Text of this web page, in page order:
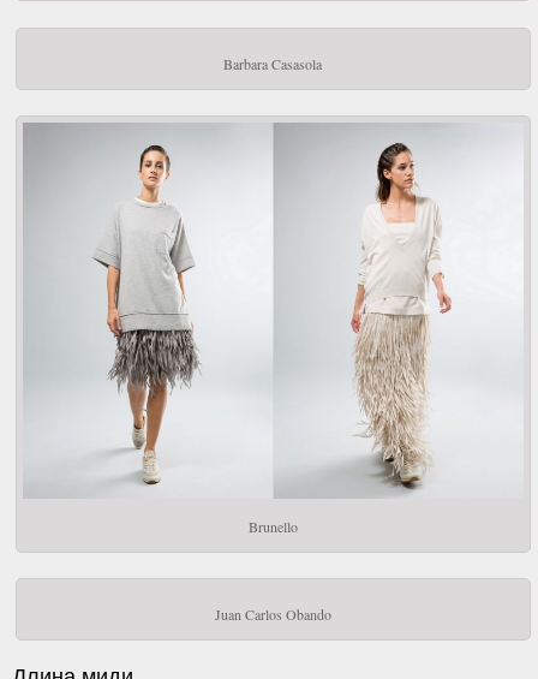
Barbara Casasola
Brunello
Juan Carlos Obando